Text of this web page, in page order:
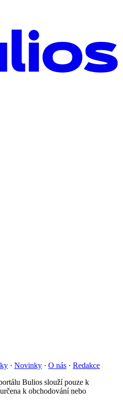
· Novinky · O nás · Redakce
Bulios slouží pouze k
k obchodování nebo